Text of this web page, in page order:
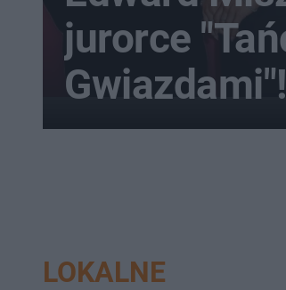
jurorce
Gwiazdami"!
LOKALNE